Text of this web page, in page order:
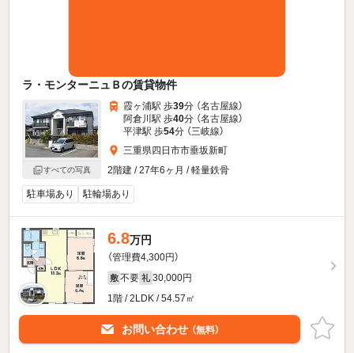
ラ・モンターニュＢの賃貸物件
すべての写真
霞ヶ浦駅 歩39分 （名古屋線）
阿倉川駅 歩40分 （名古屋線）
平津駅 歩54分 （三岐線）
三重県四日市市垂坂新町
2階建 / 27年6ヶ月 / 軽量鉄骨
駐車場あり 駐輪場あり
6.8万円
（管理費4,300円）
敷 不要 礼 30,000円
1階 / 2LDK / 54.57㎡
お問い合わせ （無料）